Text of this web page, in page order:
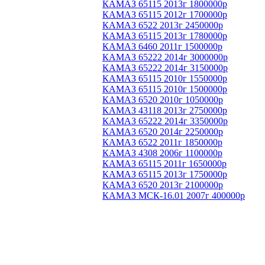
КАМАЗ 65115 2013г 1800000р
КАМАЗ 65115 2012г 1700000р
КАМАЗ 6522 2013г 2450000р
КАМАЗ 65115 2013г 1780000р
КАМАЗ 6460 2011г 1500000р
КАМАЗ 65222 2014г 3000000р
КАМАЗ 65222 2014г 3150000р
КАМАЗ 65115 2010г 1550000р
КАМАЗ 65115 2010г 1500000р
КАМАЗ 6520 2010г 1050000р
КАМАЗ 43118 2013г 2750000р
КАМАЗ 65222 2014г 3350000р
КАМАЗ 6520 2014г 2250000р
КАМАЗ 6522 2011г 1850000р
КАМАЗ 4308 2006г 1100000р
КАМАЗ 65115 2011г 1650000р
КАМАЗ 65115 2013г 1750000р
КАМАЗ 6520 2013г 2100000р
КАМАЗ МСК-16.01 2007г 400000р